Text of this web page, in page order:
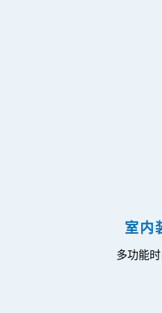
室内
多功能